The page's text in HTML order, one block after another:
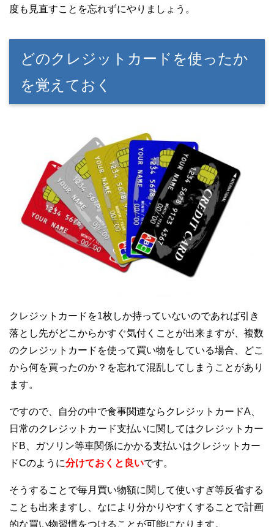
度も見直すことを忘れずにやりましょう。
どのクレジットカードを使ったか
を覚えておく
クレジットカードを1枚しか持っていないのであれば引き
落とし先がどこからかすぐ気付くことが出来ますが、複数
のクレジットカードを使って買い物をしている場合、どこ
から何を買ったのか？を忘れて混乱してしまうことがあり
ます。
ですので、自分の中で食事関連ならクレジットカードA、
日常のクレジットカード支払いに関してはクレジットカー
ドB、ガソリン等車関係にかかる支払いはクレジットカー
ドCのように分けておくと良いです。
そうすることで毎月買い物額に関して使いすぎ等反省する
ことも出来ますし、なにより分かりやすくすることで計画
的な買い物習慣をつけることが可能になります。